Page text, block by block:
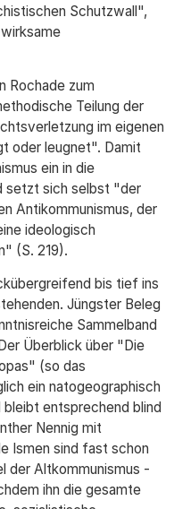
Schutzwall",
Rochade zum
Teilung der
im eigenen
oder leugnet". Damit
ein in die
setzt sich selbst "der
Antikommunismus, der
ideologisch
(S. 219).
bis tief ins
Jüngster Beleg
Sammelband
Überblick über "Die
(so das
ein natogeographisch
entsprechend blind
Nennig mit
Ismen sind fast schon
der Altkommunismus -
ihn die gesamte